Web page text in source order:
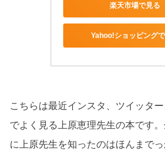
楽天市場で見る
Yahoo!ショッピング
こちらは最近インスタ、ツイッタ
でよく見る上原恵理先生の本です
に上原先生を知ったのはほんまでっ